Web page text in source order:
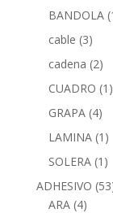
BANDOLA
cable (3)
cadena (2)
CUADRO (1)
GRAPA (4)
LAMINA (1)
SOLERA (1)
ADHESIVO
ARA (4)